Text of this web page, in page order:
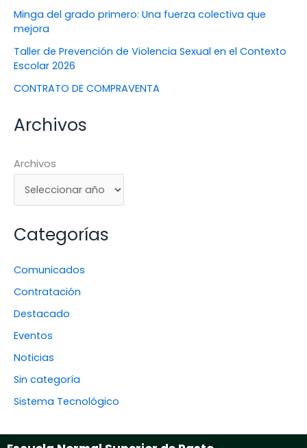
Minga del grado primero: Una fuerza colectiva que
mejora
Taller de Prevención de Violencia Sexual en el Contexto
Escolar 2026
CONTRATO DE COMPRAVENTA
Archivos
Archivos
Categorías
Comunicados
Contratación
Destacado
Eventos
Noticias
Sin categoría
Sistema Tecnológico